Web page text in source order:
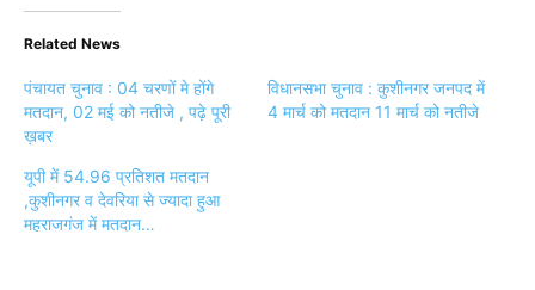
Related News
पंचायत चुनाव : 04 चरणों मे होंगे
मतदान, 02 मई को नतीजे , पढ़े पूरी
ख़बर
विधानसभा चुनाव : कुशीनगर जनपद में
4 मार्च को मतदान 11 मार्च को नतीजे
यूपी में 54.96 प्रतिशत मतदान
,कुशीनगर व देवरिया से ज्यादा हुआ
महराजगंज में मतदान…